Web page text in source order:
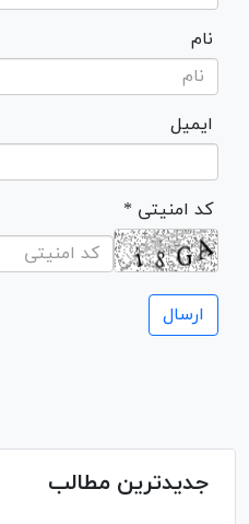
نام
ایمیل
* کد امنیتی
جدیدترین مطالب